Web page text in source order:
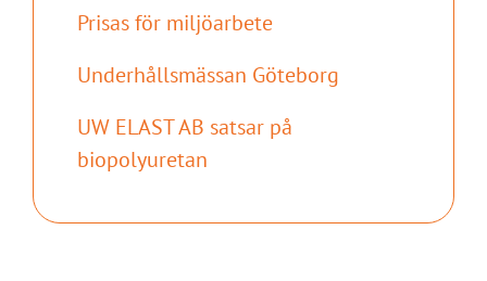
Prisas för miljöarbete
Underhållsmässan Göteborg
UW ELAST AB satsar på
biopolyuretan